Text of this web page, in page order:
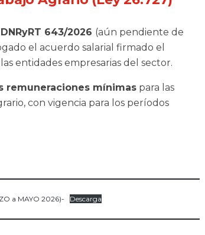
643/2026 (aún pendiente de
el acuerdo salarial firmado el
entidades empresarias del sector.
remuneraciones mínimas para las
con vigencia para los períodos
a MAYO 2026)- Descarga